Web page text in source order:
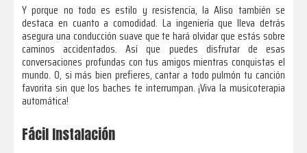
Y porque no todo es estilo y resistencia, la Aliso también se
destaca en cuanto a comodidad. La ingeniería que lleva detrás
asegura una conducción suave que te hará olvidar que estás sobre
caminos accidentados. Así que puedes disfrutar de esas
conversaciones profundas con tus amigos mientras conquistas el
mundo. O, si más bien prefieres, cantar a todo pulmón tu canción
favorita sin que los baches te interrumpan. ¡Viva la musicoterapia
automática!
Fácil Instalación